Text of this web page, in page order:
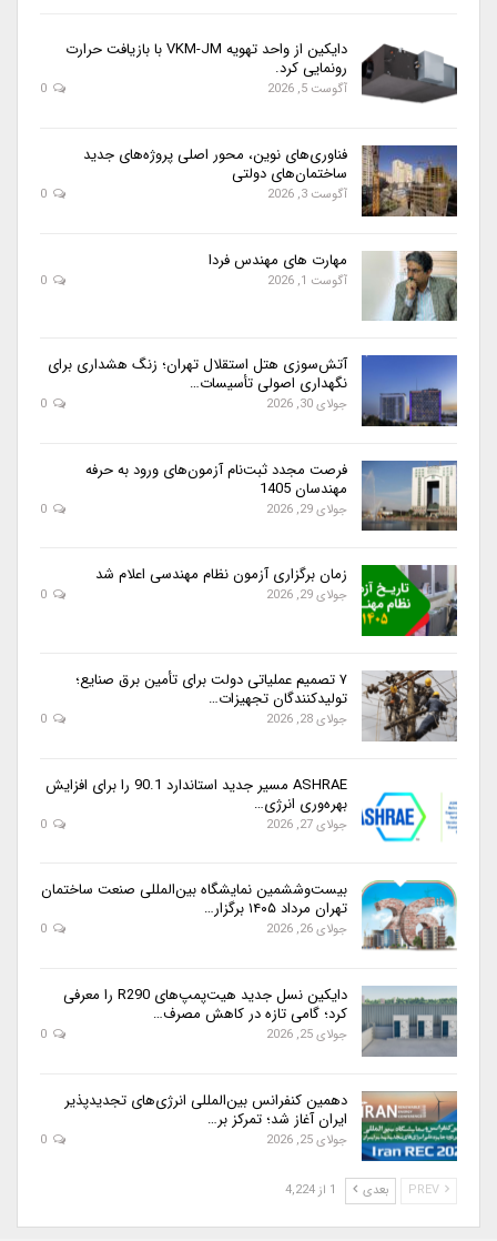
دایکین از واحد تهویه VKM-JM با بازیافت حرارت
رونمایی کرد.
آگوست 5, 2026
فناوری‌های نوین، محور اصلی پروژه‌های جدید
ساختمان‌های دولتی
آگوست 3, 2026
مهارت های مهندس فردا
آگوست 1, 2026
آتش‌سوزی هتل استقلال تهران؛ زنگ هشداری برای
نگهداری اصولی تأسیسات…
جولای 30, 2026
فرصت مجدد ثبت‌نام آزمون‌های ورود به حرفه
مهندسان 1405
جولای 29, 2026
زمان برگزاری آزمون نظام مهندسی اعلام شد
جولای 29, 2026
۷ تصمیم عملیاتی دولت برای تأمین برق صنایع؛
تولیدکنندگان تجهیزات…
جولای 28, 2026
ASHRAE مسیر جدید استاندارد 90.1 را برای افزایش
بهره‌وری انرژی…
جولای 27, 2026
بیست‌وششمین نمایشگاه بین‌المللی صنعت ساختمان
تهران مرداد ۱۴۰۵ برگزار…
جولای 26, 2026
دایکین نسل جدید هیت‌پمپ‌های R290 را معرفی
کرد؛ گامی تازه در کاهش مصرف…
جولای 25, 2026
دهمین کنفرانس بین‌المللی انرژی‌های تجدیدپذیر
ایران آغاز شد؛ تمرکز بر…
جولای 25, 2026
بعدی 1 از 4,224